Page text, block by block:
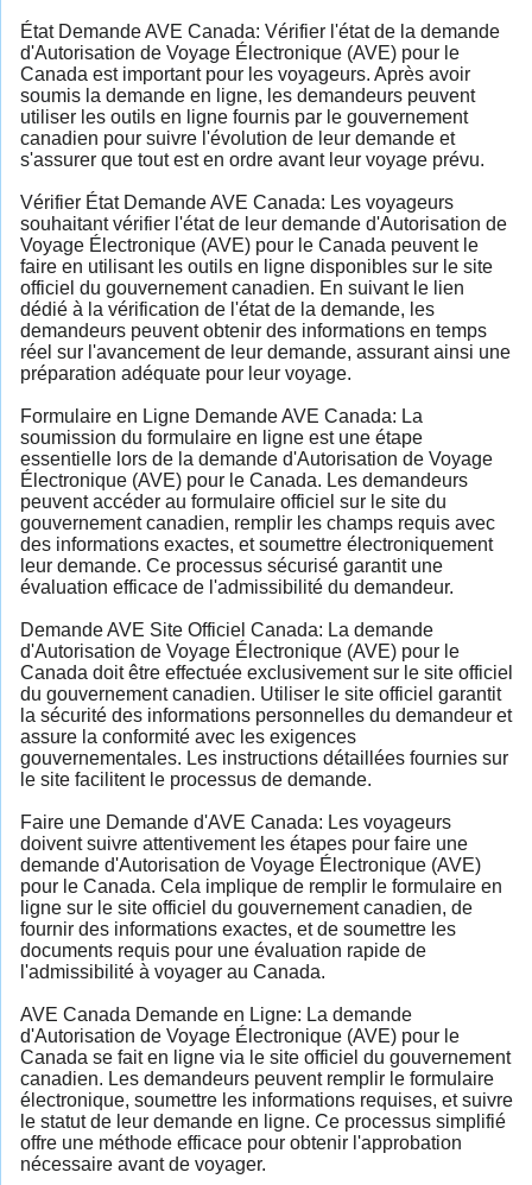
État Demande AVE Canada: Vérifier l'état de la demande
d'Autorisation de Voyage Électronique (AVE) pour le
Canada est important pour les voyageurs. Après avoir
soumis la demande en ligne, les demandeurs peuvent
utiliser les outils en ligne fournis par le gouvernement
canadien pour suivre l'évolution de leur demande et
s'assurer que tout est en ordre avant leur voyage prévu.
Vérifier État Demande AVE Canada: Les voyageurs
souhaitant vérifier l'état de leur demande d'Autorisation de
Voyage Électronique (AVE) pour le Canada peuvent le
faire en utilisant les outils en ligne disponibles sur le site
officiel du gouvernement canadien. En suivant le lien
dédié à la vérification de l'état de la demande, les
demandeurs peuvent obtenir des informations en temps
réel sur l'avancement de leur demande, assurant ainsi une
préparation adéquate pour leur voyage.
Formulaire en Ligne Demande AVE Canada: La
soumission du formulaire en ligne est une étape
essentielle lors de la demande d'Autorisation de Voyage
Électronique (AVE) pour le Canada. Les demandeurs
peuvent accéder au formulaire officiel sur le site du
gouvernement canadien, remplir les champs requis avec
des informations exactes, et soumettre électroniquement
leur demande. Ce processus sécurisé garantit une
évaluation efficace de l'admissibilité du demandeur.
Demande AVE Site Officiel Canada: La demande
d'Autorisation de Voyage Électronique (AVE) pour le
Canada doit être effectuée exclusivement sur le site officiel
du gouvernement canadien. Utiliser le site officiel garantit
la sécurité des informations personnelles du demandeur et
assure la conformité avec les exigences
gouvernementales. Les instructions détaillées fournies sur
le site facilitent le processus de demande.
Faire une Demande d'AVE Canada: Les voyageurs
doivent suivre attentivement les étapes pour faire une
demande d'Autorisation de Voyage Électronique (AVE)
pour le Canada. Cela implique de remplir le formulaire en
ligne sur le site officiel du gouvernement canadien, de
fournir des informations exactes, et de soumettre les
documents requis pour une évaluation rapide de
l'admissibilité à voyager au Canada.
AVE Canada Demande en Ligne: La demande
d'Autorisation de Voyage Électronique (AVE) pour le
Canada se fait en ligne via le site officiel du gouvernement
canadien. Les demandeurs peuvent remplir le formulaire
électronique, soumettre les informations requises, et suivre
le statut de leur demande en ligne. Ce processus simplifié
offre une méthode efficace pour obtenir l'approbation
nécessaire avant de voyager.